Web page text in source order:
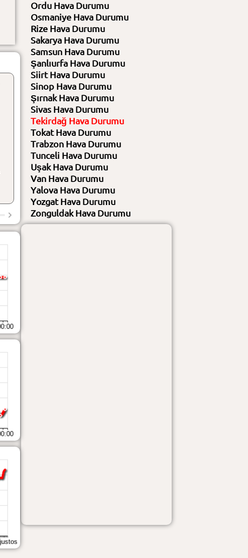
10 Ağustos 2026
Pazartesi
30⁰C /21⁰C
Açık
Nem%33 / %73
Rüzgar 36 KM/S - 58 / 14 KM/S - 49
Gündüz :açık
Gece : açık
Ordu Hava Durumu
Osmaniye Hava Durumu
Rize Hava Durumu
Sakarya Hava Durumu
Samsun Hava Durumu
Şanlıurfa Hava Durumu
Siirt Hava Durumu
Sinop Hava Durumu
Şırnak Hava Durumu
Sivas Hava Durumu
Tekirdağ Hava Durumu
Tokat Hava Durumu
Trabzon Hava Durumu
Tunceli Hava Durumu
Uşak Hava Durumu
Van Hava Durumu
Yalova Hava Durumu
Yozgat Hava Durumu
Zonguldak Hava Durumu